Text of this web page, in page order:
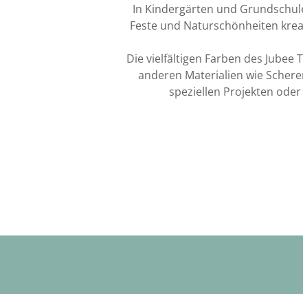
In Kindergärten und
Feste und Naturschönheiten
Die vielfältigen Farben des
anderen Materialien wie
speziellen Projekten